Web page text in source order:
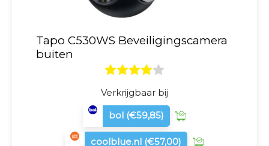
Tapo C530WS Beveiligingscamera
buiten
Verkrijgbaar bij
bol (€59,85)
coolblue.nl (€57,00)